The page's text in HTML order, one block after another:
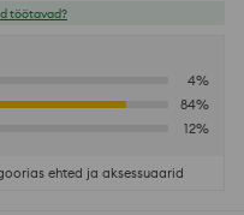
töötavad?
4%
84%
12%
ehted ja aksessuaarid